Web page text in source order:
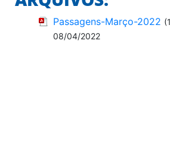
Passagens-Março-2022
08/04/2022